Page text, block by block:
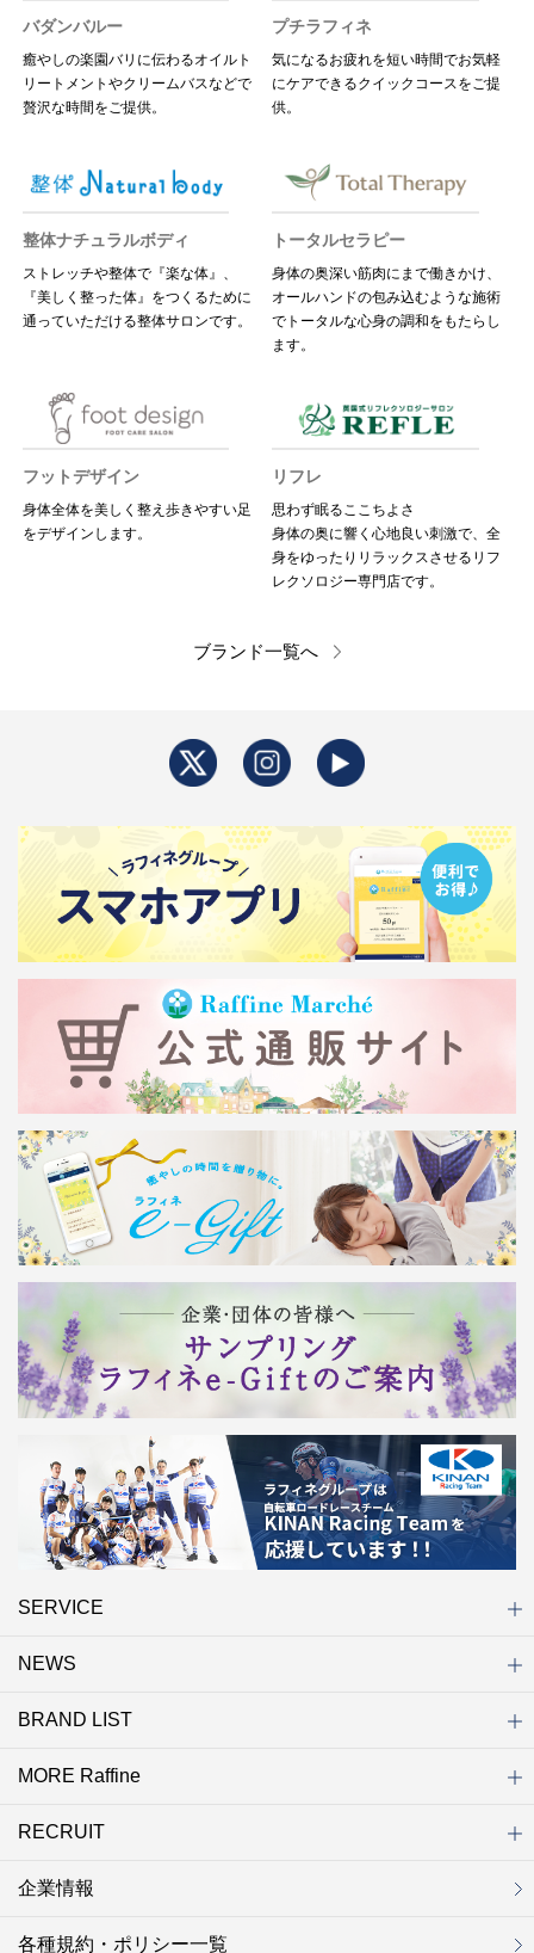
バダンバルー
癒やしの楽園バリに伝わるオイルト
リートメントやクリームバスなどで
贅沢な時間をご提供。
プチラフィネ
気になるお疲れを短い時間でお気軽
にケアできるクイックコースをご提
供。
整体ナチュラルボディ
ストレッチや整体で『楽な体』、
『美しく整った体』をつくるために
通っていただける整体サロンです。
トータルセラピー
身体の奥深い筋肉にまで働きかけ、
オールハンドの包み込むような施術
でトータルな心身の調和をもたらし
ます。
フットデザイン
身体全体を美しく整え歩きやすい足
をデザインします。
リフレ
思わず眠るここちよさ
身体の奥に響く心地良い刺激で、全
身をゆったりリラックスさせるリフ
レクソロジー専門店です。
ブランド一覧へ
SERVICE
初めての方へ
店舗検索
キャンペーン
ラフィネ マルシェ（通販サイト）
WEB予約
よくある質問（Q&A）
サイトマップ
NEWS
ニュース一覧
お知らせ
オープン
クローズ
リニューアル
その他
BRAND LIST
ブランド一覧
ラフィネ
グランラフィネ
バダンバルー
ラフィネプリュス
プチラフィネ
整体ナチュラルボディ
トータルセラピー
フットデザイン
REFLE（リフレ）
Raffine TOKYO
ラフィネ ランニングスタイル
MORE Raffine
MORE Raffine
ラフィネのこだわり
ラフィネのひみつ
お得で便利なサービス
ラフィネギフト
ラフィネグループアスリート
RECRUIT
セラピスト採用
新卒採用
研修サイト
NOWON!!
企業情報
各種規約・ポリシー一覧